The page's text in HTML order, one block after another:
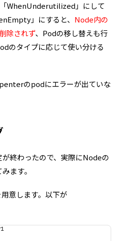
WhenUnderutilized」にして
」にすると、 Node内の
除されず、Podの移し替えも行
のタイプに応じて使い分ける
のpodにエラーが出ていな
終わったので、実際にNodeの
ます。
意します。以下が